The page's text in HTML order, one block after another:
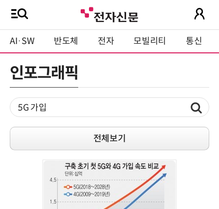
AI·SW 반도체 전자 모빌리티 통신
인포그래픽
전체보기